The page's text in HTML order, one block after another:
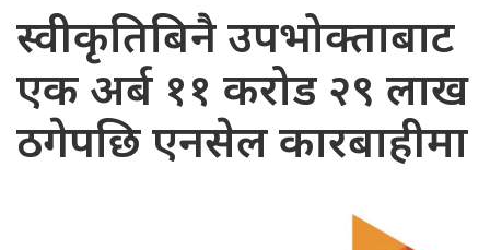
स्वीकृतिबिनै उपभोक्ताबाट
एक अर्ब ११ करोड २९ लाख
ठगेपछि एनसेल कारबाहीमा